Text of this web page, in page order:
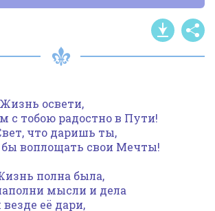
освети,
с тобою радостно в Пути!
что даришь ты,
воплощать свои Мечты!
полна была,
мысли и дела
её дари,